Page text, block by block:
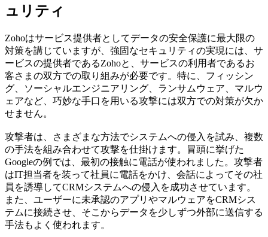
ュリティ
Zohoはサービス提供者としてデータの安全保護に最大限の
対策を講じていますが、強固なセキュリティの実現には、サ
ービスの提供者であるZohoと、サービスの利用者であるお
客さまの双方での取り組みが必要です。特に、フィッシン
グ、ソーシャルエンジニアリング、ランサムウェア、マルウ
ェアなど、巧妙な手口を用いる攻撃には双方での対策が欠か
せません。
攻撃者は、さまざまな方法でシステムへの侵入を試み、複数
の手法を組み合わせて攻撃を仕掛けます。冒頭に挙げた
Googleの例では、最初の接触に電話が使われました。攻撃者
はIT担当者を装って社員に電話をかけ、会話によってその社
員を誘導してCRMシステムへの侵入を成功させています。
また、ユーザーに未承認のアプリやマルウェアをCRMシス
テムに接続させ、そこからデータを少しずつ外部に送信する
手法もよく使われます。